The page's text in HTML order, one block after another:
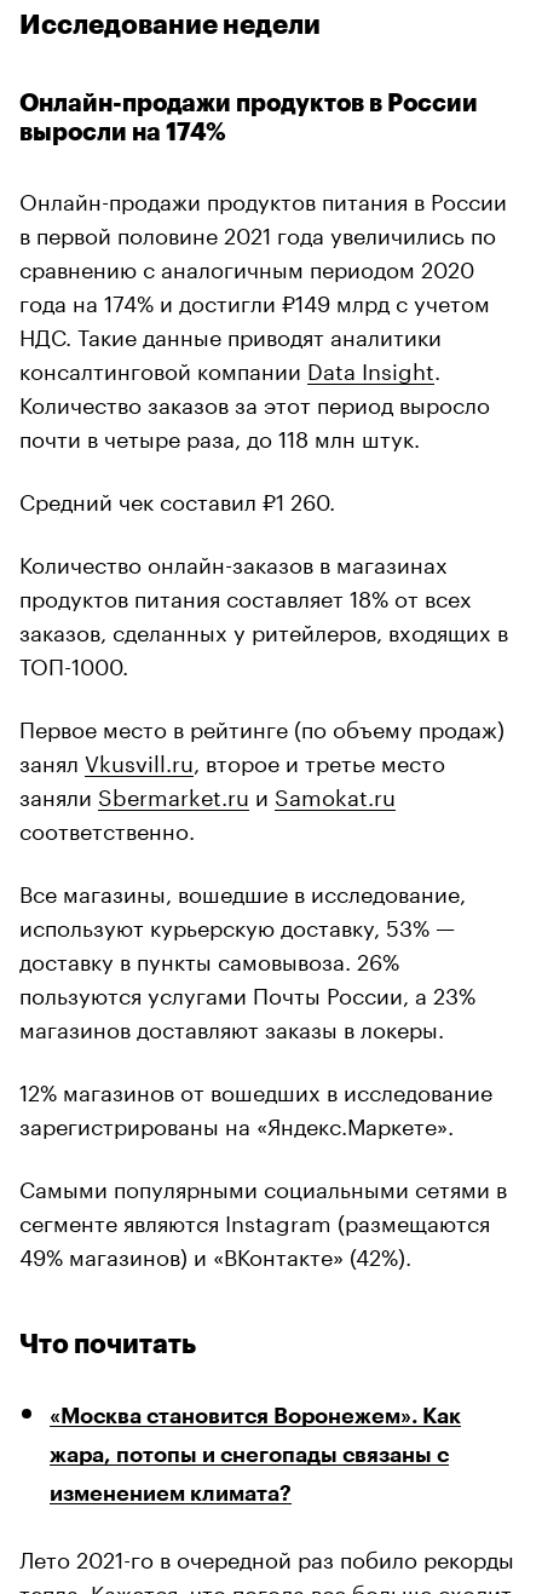
Исследование недели
Онлайн-продажи продуктов в России
выросли на 174%
Онлайн-продажи продуктов питания в России
в первой половине 2021 года увеличились по
сравнению с аналогичным периодом 2020
года на 174% и достигли ₽149 млрд с учетом
НДС. Такие данные приводят аналитики
консалтинговой компании Data Insight
Количество заказов за этот период выросло
почти в четыре раза, до 118 млн штук.
Средний чек составил ₽1 260.
Количество онлайн-заказов в магазинах
продуктов питания составляет 18% от всех
заказов, сделанных у ритейлеров, входящих в
ТОП-1000.
Первое место в рейтинге (по объему продаж)
занял Vkusvill.ru , второе и третье место
заняли Sbermarket.ru и Samokat.ru
соответственно.
Все магазины, вошедшие в исследование,
используют курьерскую доставку, 53% —
доставку в пункты самовывоза. 26%
пользуются услугами Почты России, а 23%
магазинов доставляют заказы в локеры.
12% магазинов от вошедших в исследование
зарегистрированы на «Яндекс.Маркете».
Самыми популярными социальными сетями в
сегменте являются Instagram (размещаются
49% магазинов) и «ВКонтакте» (42%).
Что почитать
«Москва становится Воронежем». Как
жара, потопы и снегопады связаны с
изменением климата?
Лето 2021-го в очередной раз побило рекорды